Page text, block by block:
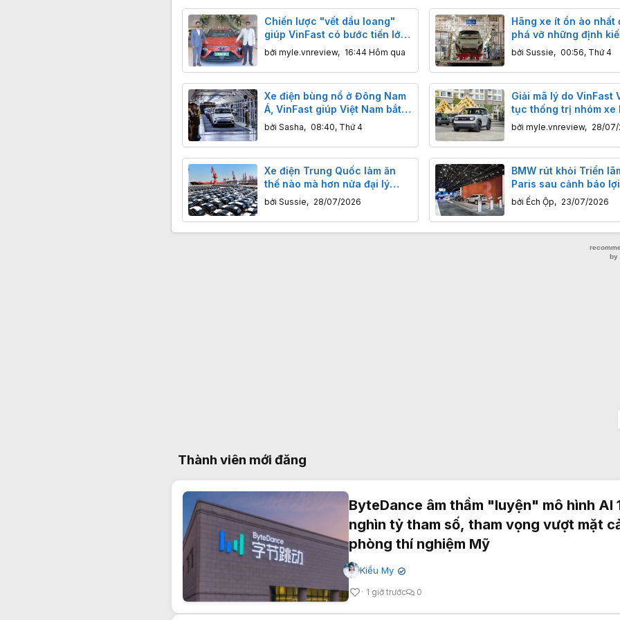
Chiến lược "vết dầu loang"
giúp VinFast có bước tiến lớn
ở Ấn Độ
bởi myle.vnreview, 16:44 Hôm qua
Hãng xe ít ồn ào nhất
phá vỡ những định
ngành xe điện Trung
bởi Sussie, 00:56, Thứ 4
Xe điện bùng nổ ở Đông Nam
Á, VinFast giúp Việt Nam bắt
kịp Thái Lan
bởi Sasha, 08:40, Thứ 4
Giải mã lý do VinFast
tục thống trị nhóm xe
chạy nhất Việt Nam
bởi myle.vnreview, 28/07/
Xe điện Trung Quốc làm ăn
thế nào mà hơn nửa đại lý
Canada từ bỏ hợp tác
bởi Sussie, 28/07/2026
BMW rút khỏi Triển
Paris sau cảnh báo
lần thứ ba
bởi Ếch Ộp, 23/07/2026
Thành viên mới đăng
ByteDance âm thầm "luyện" mô hình AI
nghìn tỷ tham số, tham vọng vượt mặt
phòng thí nghiệm Mỹ
Kiều My ✔
1 giờ trước 0